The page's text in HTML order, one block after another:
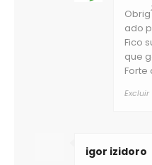
Obrig
ado
Fico
que
Forte
Excluir
igor izidoro